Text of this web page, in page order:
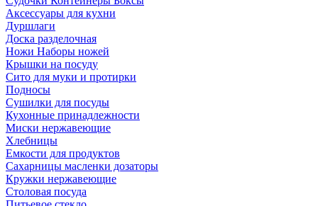
Аксессуары для кухни
Дуршлаги
Доска разделочная
Ножи Наборы ножей
Крышки на посуду
Сито для муки и протирки
Подносы
Сушилки для посуды
Кухонные принадлежности
Миски нержавеющие
Хлебницы
Емкости для продуктов
Сахарницы масленки дозаторы
Кружки нержавеющие
Столовая посуда